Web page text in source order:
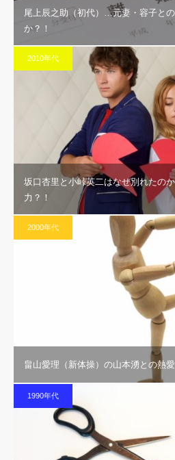
尾上辰之助（初代）…元妻・容子と
か？！
2010年代
坂口杏里と小峠英二はなぜ別れたの
力？！
2000年代
畠山愛理（新体操）の山本湧との熱
1990年代